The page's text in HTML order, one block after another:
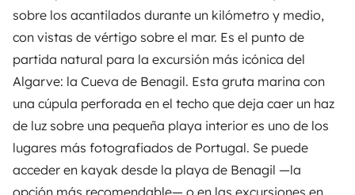
sobre los acantilados durante un kilómetro y medio,
con vistas de vértigo sobre el mar. Es el punto de
partida natural para la excursión más icónica del
Algarve: la Cueva de Benagil. Esta gruta marina con
una cúpula perforada en el techo que deja caer un haz
de luz sobre una pequeña playa interior es uno de los
lugares más fotografiados de Portugal. Se puede
acceder en kayak desde la playa de Benagil —la